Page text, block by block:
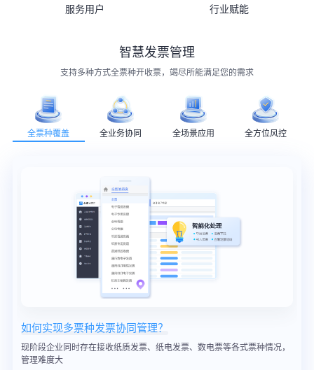
服务用户
行业赋能
智慧发票管理
支持多种方式全票种开收票，竭尽所能满足您的需求
全票种覆盖 全业务协同 全场景应用 全方位风控
如何实现多票种发票协同管理？
现阶段企业同时存在接收纸质发票、纸电发票、数电票等各式票种情况，
管理难度大